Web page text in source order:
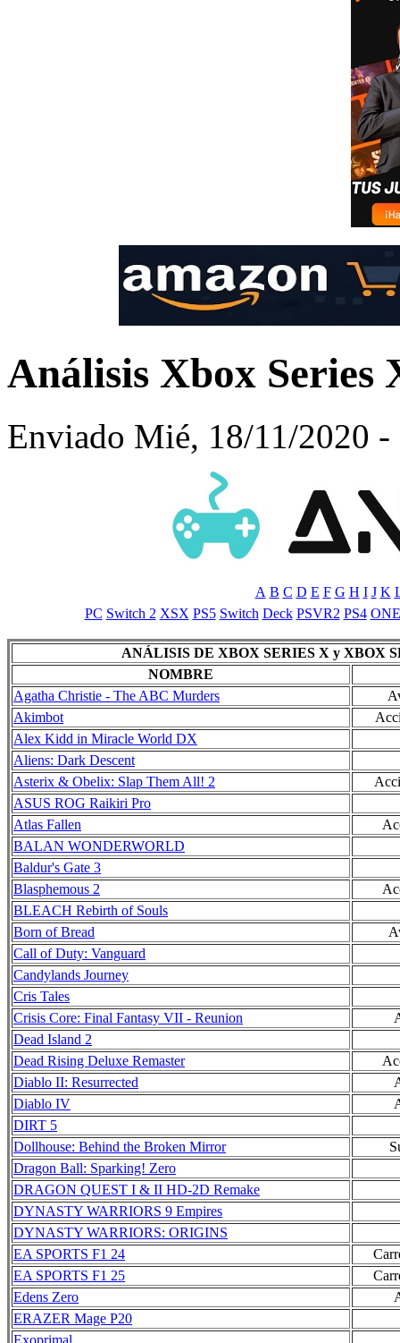
Análisis Xbox Series
Enviado Mié, 18/11/2020 -
A B C D E F G H I J K
PC Switch 2 XSX PS5 Switch Deck PSVR2 PS4 ONE
ANÁLISIS DE XBOX SERIES X y XBOX
NOMBRE
Agatha Christie - The ABC Murders
Akimbot
Alex Kidd in Miracle World DX
Aliens: Dark Descent
Asterix & Obelix: Slap Them All! 2
ASUS ROG Raikiri Pro
Atlas Fallen
BALAN WONDERWORLD
Baldur's Gate 3
Blasphemous 2
BLEACH Rebirth of Souls
Born of Bread
Call of Duty: Vanguard
Candylands Journey
Cris Tales
Crisis Core: Final Fantasy VII - Reunion
Dead Island 2
Dead Rising Deluxe Remaster
Diablo II: Resurrected
Diablo IV
DIRT 5
Dollhouse: Behind the Broken Mirror
Dragon Ball: Sparking! Zero
DRAGON QUEST I & II HD-2D Remake
DYNASTY WARRIORS 9 Empires
DYNASTY WARRIORS: ORIGINS
EA SPORTS F1 24
EA SPORTS F1 25
Edens Zero
ERAZER Mage P20